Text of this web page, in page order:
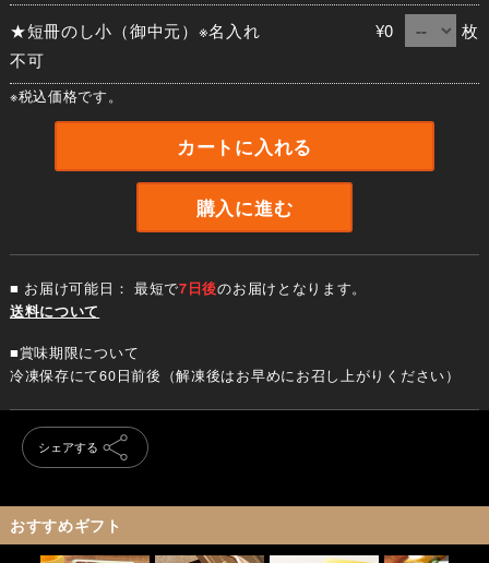
★短冊のし小（御中元）※名入れ
不可
¥0 枚
※税込価格です。
カートに入れる
購入に進む
■ お届け可能日： 最短で7日後のお届けとなります。
送料について
■賞味期限について
冷凍保存にて60日前後（解凍後はお早めにお召し上がりください）
シェアする
おすすめギフト